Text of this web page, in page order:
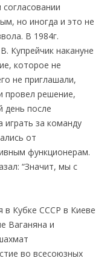
но иногда и это не
В 1984г.
Купрейчик накануне
которое не
не приглашали,
провел решение,
день после
играть за команду
от
функционерам.
“Значит, мы с
в Кубке СССР в Киеве
Ваганяна и
во всесоюзных